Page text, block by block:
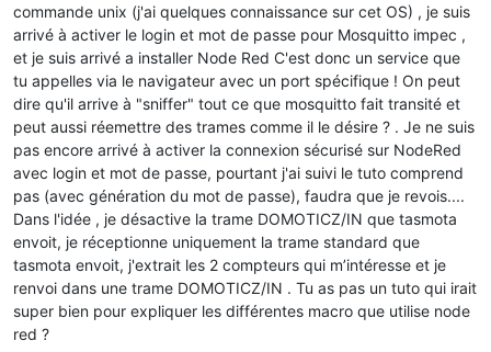
commande unix (j'ai quelques connaissance sur cet OS) , je suis
arrivé à activer le login et mot de passe pour Mosquitto impec ,
et je suis arrivé a installer Node Red C'est donc un service que
tu appelles via le navigateur avec un port spécifique ! On peut
dire qu'il arrive à "sniffer" tout ce que mosquitto fait transité et
peut aussi réemettre des trames comme il le désire ? . Je ne suis
pas encore arrivé à activer la connexion sécurisé sur NodeRed
avec login et mot de passe, pourtant j'ai suivi le tuto comprend
pas (avec génération du mot de passe), faudra que je revois....
Dans l'idée , je désactive la trame DOMOTICZ/IN que tasmota
envoit, je réceptionne uniquement la trame standard que
tasmota envoit, j'extrait les 2 compteurs qui m’intéresse et je
renvoi dans une trame DOMOTICZ/IN . Tu as pas un tuto qui irait
super bien pour expliquer les différentes macro que utilise node
red ?